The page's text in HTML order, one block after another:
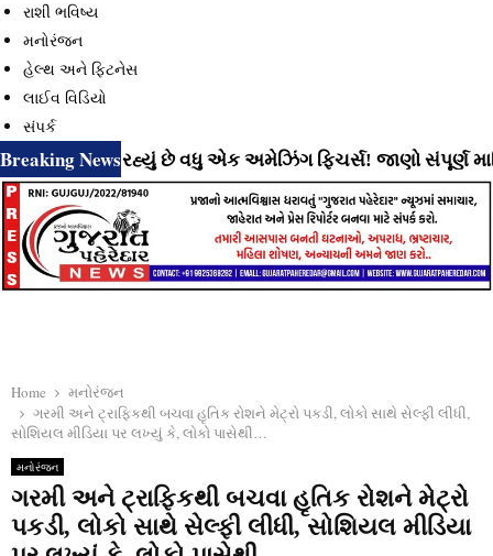
રાશી ભવિષ્ય
મનોરંજન
હેલ્થ અને ફિટનેસ
લાઈવ વિડિયો
સંપર્ક
Breaking News
રહ્યું છે વધુ એક અમેઝિંગ ફિચર્સ! જાણો સંપૂર્ણ માહિતી
Home
મનોરંજન
ગરમી અને ટ્રાફિકથી બચવા હૃતિક રોશને મેટ્રો પકડી, લોકો સાથે સેલ્ફી લીધી,
સોશિયલ મીડિયા પર લખ્યું કે, લોકો પાસેથી…
મનોરંજન
ગરમી અને ટ્રાફિકથી બચવા હૃતિક રોશને મેટ્રો
પકડી, લોકો સાથે સેલ્ફી લીધી, સોશિયલ મીડિયા